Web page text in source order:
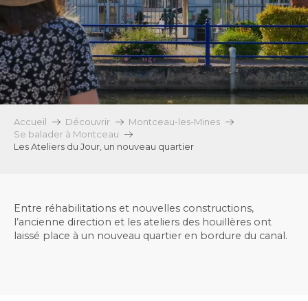
Accueil Découvrir
Montceau-les-Mines
Se balader à Montceau
Les Ateliers du Jour, un nouveau quartier
Entre réhabilitations et nouvelles constructions,
l’ancienne direction et les ateliers des houillères ont
laissé place à un nouveau quartier en bordure du canal.